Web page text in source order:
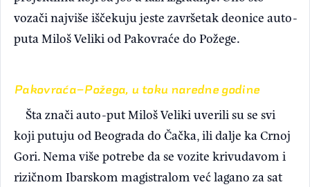
vozači najviše iščekuju jeste završetak deonice auto-
puta Miloš Veliki od Pakovraće do Požege.
Pakovraća–Požega, u toku naredne godine
Šta znači auto-put Miloš Veliki uverili su se svi
koji putuju od Beograda do Čačka, ili dalje ka Crnoj
Gori. Nema više potrebe da se vozite krivudavom i
rizičnom Ibarskom magistralom već lagano za sat